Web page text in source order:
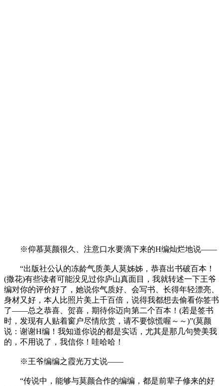
※仰慕莫颜很久、注意口水要滴下来的H编灿烂地说——
“出版社公认的冻龄气质美人莫姊姊，恭喜出书破百本！
(撒花)有些读者可能没见过你庐山真面目，我就转述一下王爷
编对你的评价好了，她说你气质好、会写书、长得年轻漂亮、
身材又好，本人比照片美上千百倍，说得我都想去偷看你签书
了——总之恭喜、贺喜，期待你迈向第二个百本！(若是签书
时，发现有人贴着窗户尽情欣赏，请不要惊慌喔～～)”(莫颜
说：谢谢H编！我知道你说的都是实话，尤其是那几句赞美我
的，不用说了，我信你！哇哈哈！
※王爷编编之霞光万丈说——
“传说中，能够与莫颜合作的编编，都是前辈子修来的好